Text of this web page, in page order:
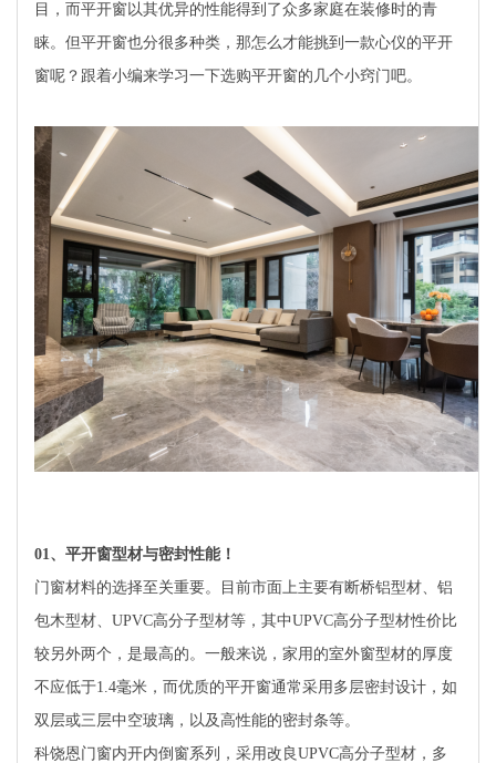
目，而平开窗以其优异的性能得到了众多家庭在装修时的青
睐。但平开窗也分很多种类，那怎么才能挑到一款心仪的平开
窗呢？跟着小编来学习一下选购平开窗的几个小窍门吧。
01、平开窗型材与密封性能！
门窗材料的选择至关重要。目前市面上主要有断桥铝型材、铝
包木型材、UPVC高分子型材等，其中UPVC高分子型材性价比
较另外两个，是最高的。一般来说，家用的室外窗型材的厚度
不应低于1.4毫米，而优质的平开窗通常采用多层密封设计，如
双层或三层中空玻璃，以及高性能的密封条等。
科饶恩门窗内开内倒窗系列，采用改良UPVC高分子型材，多